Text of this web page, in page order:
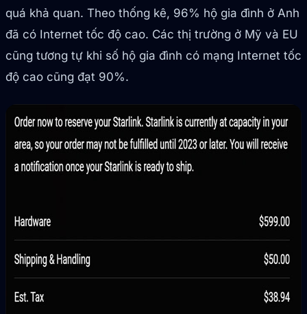
quá khả quan. Theo thống kê, 96% hộ gia đình ở Anh
đã có Internet tốc độ cao. Các thị trường ở Mỹ và EU
cũng tương tự khi số hộ gia đình có mạng Internet tốc
độ cao cũng đạt 90%.